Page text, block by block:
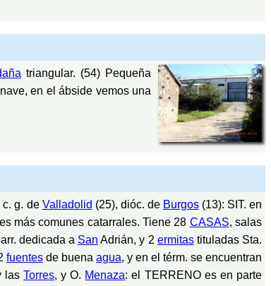
triangular. (54) Pequeña
en el ábside vemos una
c. g. de Valladolid (25), dióc. de Burgos(13): SIT. en
más comunes catarrales. Tiene 28 CASAS, salas
dedicada a San Adrián, y 2 ermitastituladas Sta.
fuentes de buena agua, y en el térm. se encuentran
las Torres, y O. Menaza: el TERRENO es en parte